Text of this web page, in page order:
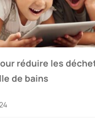
réduire les
de bains